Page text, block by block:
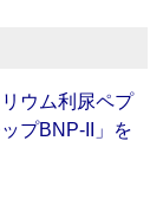
ウム利尿ペプ
プBNP-II」を